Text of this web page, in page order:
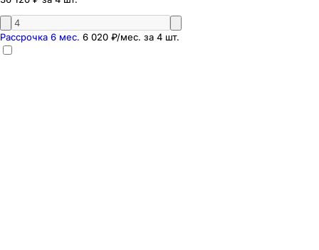
Рассрочка 6 мес. 6 020 ₽/мес. за 4 шт.